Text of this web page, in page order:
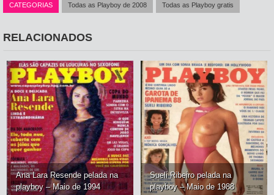
A gatinha Cibele Dorsa pelada na edição de abril de 2008, confiram
essa loiraça peladinha
CATEGORIAS Todas as Playboy de 2008 Todas as Playboy gratis
RELACIONADOS
Ana Lara Resende pelada na
playboy – Maio de 1994
Sueli Ribeiro pelada na
playboy – Maio de 1988